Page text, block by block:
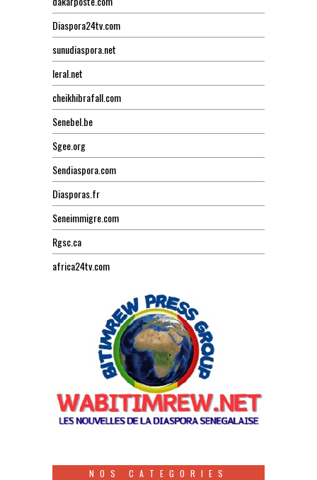
Diaspora24tv.com
sunudiaspora.net
leral.net
cheikhibrafall.com
Senebel.be
Sgee.org
Sendiaspora.com
Diasporas.fr
Seneimmigre.com
Rgsc.ca
africa24tv.com
NOS CATEGORIES